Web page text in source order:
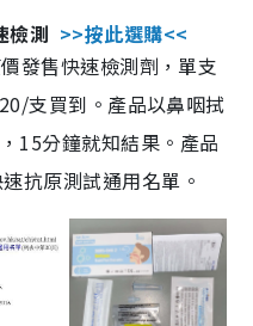
檢測 >>按此選購<<
發售快速檢測劑，單支
支買到。產品以鼻咽拭
15分鐘就知結果。產品
抗原測試通用名單。